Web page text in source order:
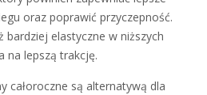
oraz poprawić przyczepność.
elastyczne w niższych
na lepszą trakcję.
całoroczne są alternatywą dla